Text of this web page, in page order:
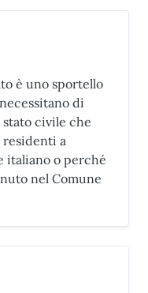
è uno sportello
di
civile che
residenti a
italiano o perché
nel Comune